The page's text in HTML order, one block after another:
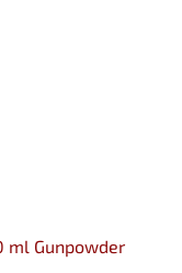
ml Gunpowder